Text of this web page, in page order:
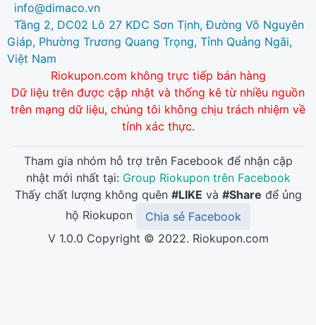
info@dimaco.vn
Tầng 2, DC02 Lô 27 KDC Sơn Tịnh, Đường Võ Nguyên
Giáp, Phường Trương Quang Trọng, Tỉnh Quảng Ngãi,
Việt Nam
Riokupon.com không trực tiếp bán hàng
Dữ liệu trên được cập nhật và thống kê từ nhiều nguồn
trên mạng dữ liệu, chúng tôi không chịu trách nhiệm về
tính xác thực.
Tham gia nhóm hỗ trợ trên Facebook để nhận cập
nhật mới nhất tại: Group Riokupon trên Facebook
Thấy chất lượng không quên #LIKE và #Share để ủng
hộ Riokupon
Chia sẻ Facebook
V 1.0.0 Copyright © 2022. Riokupon.com